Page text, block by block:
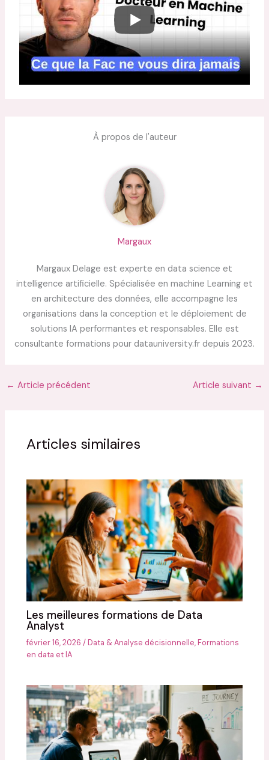
À propos de l'auteur
Margaux
Margaux Delage est experte en data science et
intelligence artificielle. Spécialisée en machine Learning et
en architecture des données, elle accompagne les
organisations dans la conception et le déploiement de
solutions IA performantes et responsables. Elle est
consultante formations pour datauniversity.fr depuis 2023.
← Article précédent Article suivant →
Articles similaires
Les meilleures formations de Data
Analyst
février 16, 2026/Data & Analyse décisionnelle,Formations
en data et IA